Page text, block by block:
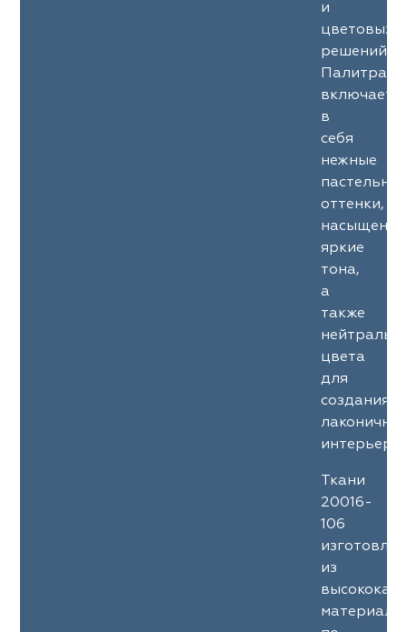
и
цветовых
решений.
Палитра
включает
в
себя
нежные
оттенки,
яркие
тона,
а
также
цвета
для
создания
Ткани
20016-
106
из